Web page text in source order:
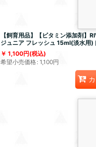
【飼育用品】【ビタミン添加剤】
ジュニア フレッシュ 15ml(淡水用)
1,100円(税込)
希望小売価格: 1,100円